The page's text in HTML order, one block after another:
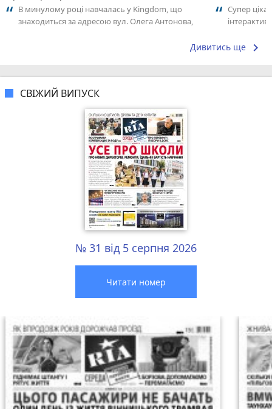
В минулому році навчалась у Kingdom, що
знаходиться за адресою вул. Олега Антонова,
Супер
Дивитись ще keyboard_arrow_right
СВІЖИЙ ВИПУСК
№ 31 від 5 серпня 2026
Читати номер